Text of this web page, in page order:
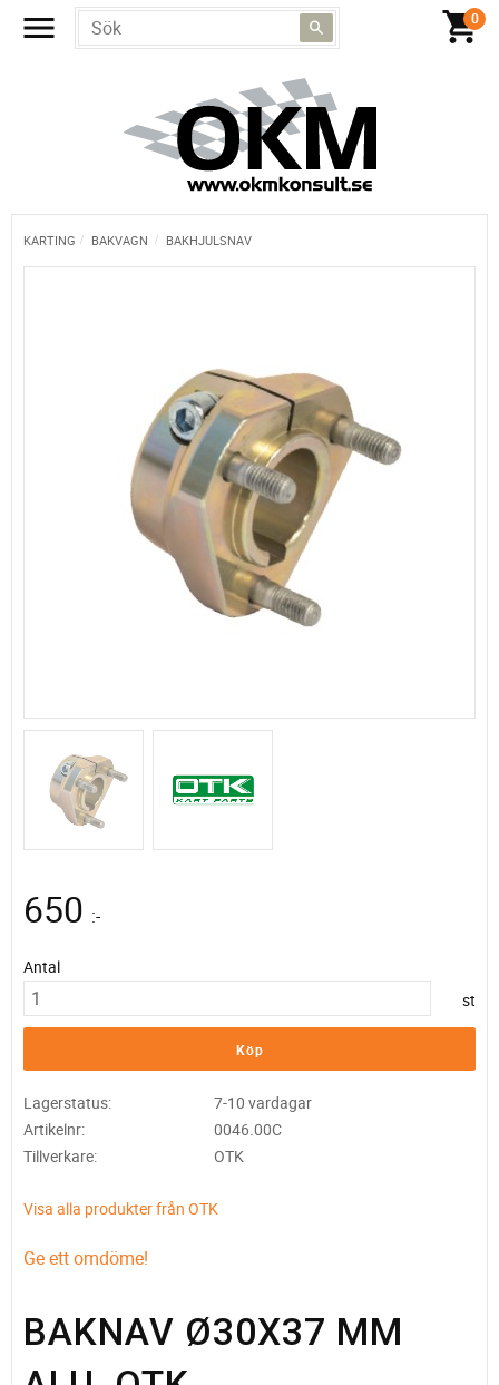
KARTING BAKVAGN BAKHJULSNAV
650 :-
Antal
st
Köp
Lagerstatus
7-10 vardagar
Artikelnr
0046.00C
Tillverkare
OTK
Visa alla produkter från OTK
Ge ett omdöme!
BAKNAV Ø30X37 MM